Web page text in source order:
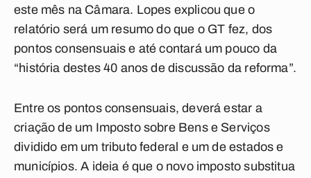
este mês na Câmara. Lopes explicou que o
relatório será um resumo do que o GT fez, dos
pontos consensuais e até contará um pouco da
“história destes 40 anos de discussão da reforma”.
Entre os pontos consensuais, deverá estar a
criação de um Imposto sobre Bens e Serviços
dividido em um tributo federal e um de estados e
municípios. A ideia é que o novo imposto substitua